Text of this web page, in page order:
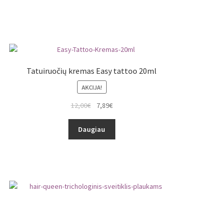
Tatuiruočių kremas Easy tattoo 20ml
AKCIJA!
12,00€ 7,89€
Daugiau